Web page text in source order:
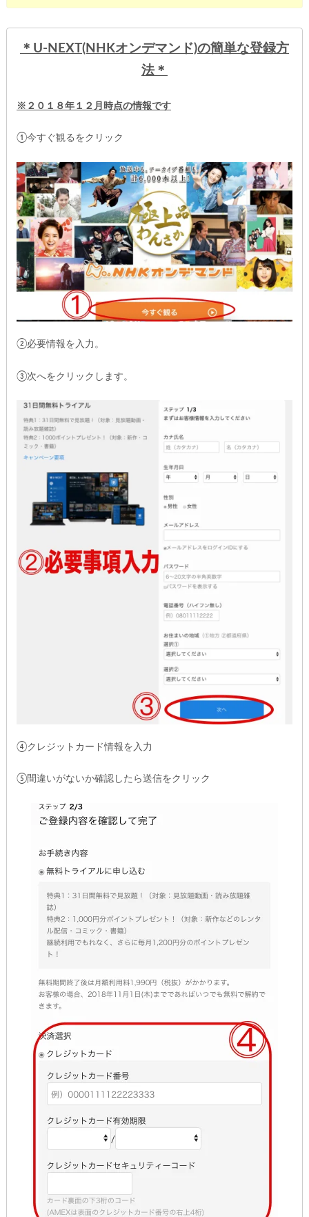
＊U-NEXT(NHKオンデマンド)の簡単な登録方
法＊
※２０１８年１２月時点の情報です
①今すぐ観るをクリック
②必要情報を入力。
③次へをクリックします。
④クレジットカード情報を入力
⑤間違いがないか確認したら送信をクリック